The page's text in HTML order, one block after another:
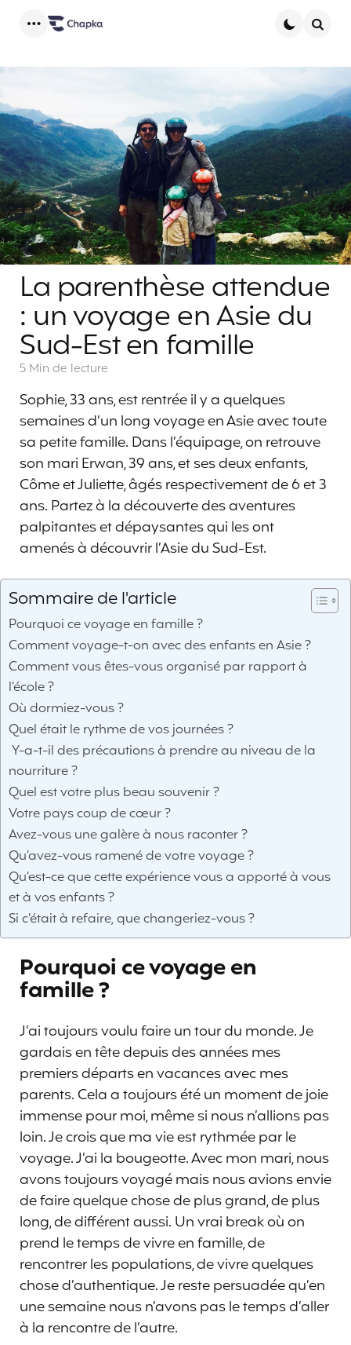
La parenthèse attendue
: un voyage en Asie du
Sud-Est en famille
5 Min de lecture
Sophie, 33 ans, est rentrée il y a quelques
semaines d’un long voyage en Asie avec toute
sa petite famille. Dans l’équipage, on retrouve
son mari Erwan, 39 ans, et ses deux enfants,
Côme et Juliette, âgés respectivement de 6 et 3
ans. Partez à la découverte des aventures
palpitantes et dépaysantes qui les ont
amenés à découvrir l’Asie du Sud-Est.
Sommaire de l'article
Pourquoi ce voyage en famille ?
Comment voyage-t-on avec des enfants en Asie ?
Comment vous êtes-vous organisé par rapport à
l’école ?
Où dormiez-vous ?
Quel était le rythme de vos journées ?
Y-a-t-il des précautions à prendre au niveau de la
nourriture ?
Quel est votre plus beau souvenir ?
Votre pays coup de cœur ?
Avez-vous une galère à nous raconter ?
Qu’avez-vous ramené de votre voyage ?
Qu’est-ce que cette expérience vous a apporté à vous
et à vos enfants ?
Si c’était à refaire, que changeriez-vous ?
Pourquoi ce voyage en
famille ?
J’ai toujours voulu faire un tour du monde. Je
gardais en tête depuis des années mes
premiers départs en vacances avec mes
parents. Cela a toujours été un moment de joie
immense pour moi, même si nous n’allions pas
loin. Je crois que ma vie est rythmée par le
voyage. J’ai la bougeotte. Avec mon mari, nous
avons toujours voyagé mais nous avions envie
de faire quelque chose de plus grand, de plus
long, de différent aussi. Un vrai break où on
prend le temps de vivre en famille, de
rencontrer les populations, de vivre quelques
chose d’authentique. Je reste persuadée qu’en
une semaine nous n’avons pas le temps d’aller
à la rencontre de l’autre.